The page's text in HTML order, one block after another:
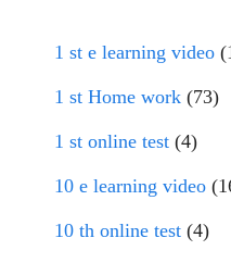
1 st e learning video
1 st Home work (73)
1 st online test (4)
10 e learning video
10 th online test (4)